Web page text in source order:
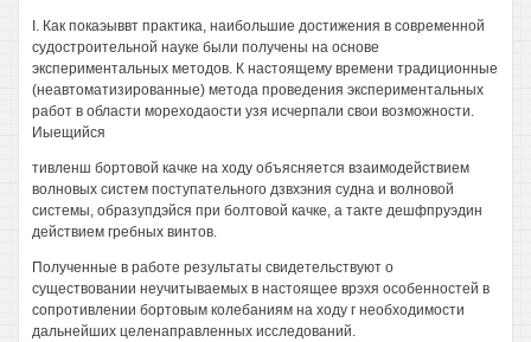
I. Как покаэыввт практика, наибольшие достижения в современной
судостроительной науке были получены на основе
экспериментальных методов. К настоящему времени традиционные
(неавтоматизированные) метода проведения экспериментальных
работ в области мореходаости узя исчерпали свои возможности.
Иыещийся
тивленш бортовой качке на ходу объясняется взаимодействием
волновых систем поступательного дзвхэния судна и волновой
системы, образупдэйся при болтовой качке, а такте дешфпруэдин
действием гребных винтов.
Полученные в работе результаты свидетельствуют о
существовании неучитываемых в настоящее врэхя особенностей в
сопротивлении бортовым колебаниям на ходу г необходимости
дальнейших целенаправленных исследований.